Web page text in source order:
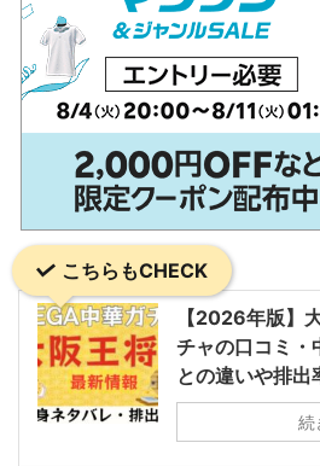
こちらもCHECK
【2026年版】
チャの口コミ・
との違いや排出
続